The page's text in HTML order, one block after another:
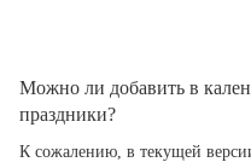
Можно ли добавить в
праздники?
К сожалению, в текущей